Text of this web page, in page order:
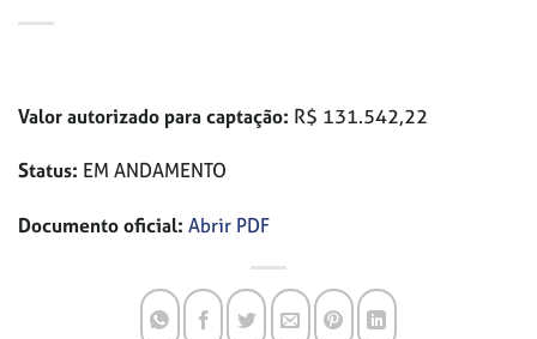
Valor autorizado para captação: R$ 131.542,22
Status: EM ANDAMENTO
Documento oficial: Abrir PDF